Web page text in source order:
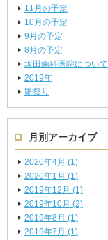
11月の予定
10月の予定
9月の予定
8月の予定
坂田歯科医院について
2019年
雛祭り
月別アーカイブ
2020年4月 (1)
2020年1月 (1)
2019年12月 (1)
2019年10月 (2)
2019年8月 (1)
2019年7月 (1)